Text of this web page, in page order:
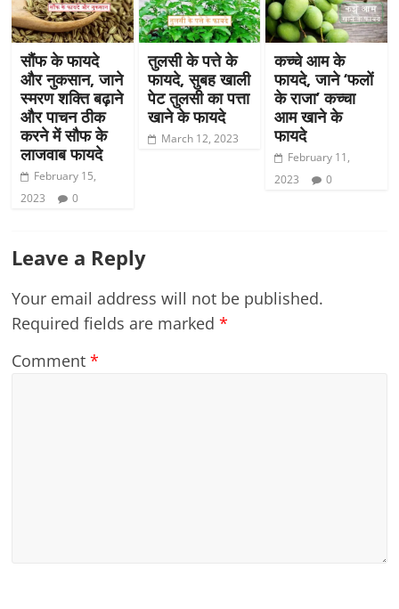
सौंफ के फायदे
और नुकसान, जाने
स्मरण शक्ति बढ़ाने
और पाचन ठीक
करने में सौफ के
लाजवाब फायदे
February 15,
2023
0
तुलसी के पत्ते के
फायदे, सुबह खाली
पेट तुलसी का पत्ता
खाने के फायदे
March 12, 2023
कच्चे आम के
फायदे, जाने ‘फलों
के राजा’ कच्चा
आम खाने के
फायदे
February 11,
2023
0
Leave a Reply
Your email address will not be published.
Required fields are marked*
Comment*